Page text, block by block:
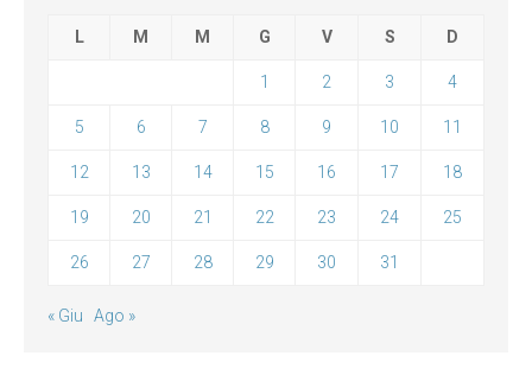
L M M G V S D
1 2 3 4
5 6 7 8 9 10 11
12 13 14 15 16 17 18
19 20 21 22 23 24 25
26 27 28 29 30 31
« Giu Ago »